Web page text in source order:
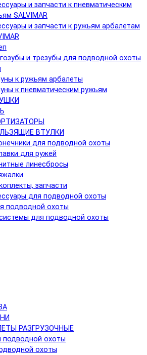
и запчасти к пневматическим
SALVIMAR
и запчасти к ружьям арбалетам
и трезубы для подводной охоты
к ружьям арбалеты
к пневматическим ружьям
ВТУЛКИ
для подводной охоты
для ружей
линесбросы
запчасти
для подводной охоты
подводной охоты
для подводной охоты
РАЗГРУЗОЧНЫЕ
подводной охоты
охоты